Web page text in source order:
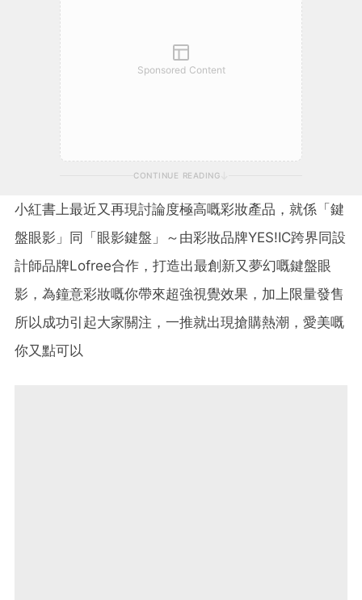
Sponsored Content
CONTINUE READING
小紅書上最近又再現討論度極高嘅彩妝產品，就係「鍵
盤眼影」同「眼影鍵盤」～由彩妝品牌YES!IC跨界同設
計師品牌Lofree合作，打造出最創新又夢幻嘅鍵盤眼
影，為鐘意彩妝嘅你帶來超強視覺效果，加上限量發售
所以成功引起大家關注，一推就出現搶購熱潮，愛美嘅
你又點可以